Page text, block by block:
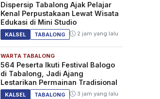
Dispersip Tabalong Ajak Pelajar
Kenal Perpustakaan Lewat Wisata
Edukasi di Mini Studio
KALSEL TABALONG 2 jam yang lalu
WARTA TABALONG
564 Peserta Ikuti Festival Balogo
di Tabalong, Jadi Ajang
Lestarikan Permainan Tradisional
KALSEL TABALONG 3 jam yang lalu